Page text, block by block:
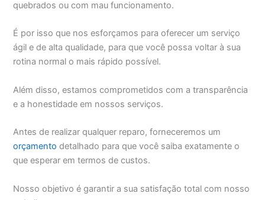
quebrados ou com mau funcionamento.
É por isso que nos esforçamos para oferecer um serviço
ágil e de alta qualidade, para que você possa voltar à sua
rotina normal o mais rápido possível.
Além disso, estamos comprometidos com a transparência
e a honestidade em nossos serviços.
Antes de realizar qualquer reparo, forneceremos um
orçamento detalhado para que você saiba exatamente o
que esperar em termos de custos.
Nosso objetivo é garantir a sua satisfação total com nosso